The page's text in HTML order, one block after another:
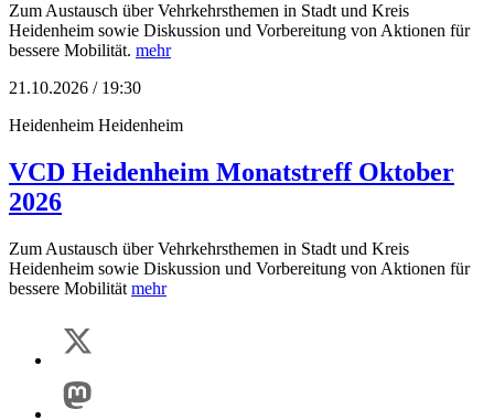
Zum Austausch über Vehrkehrsthemen in Stadt und Kreis
Heidenheim sowie Diskussion und Vorbereitung von Aktionen für
bessere Mobilität. mehr
21.10.2026 / 19:30
Heidenheim Heidenheim
VCD Heidenheim Monatstreff Oktober
2026
Zum Austausch über Vehrkehrsthemen in Stadt und Kreis
Heidenheim sowie Diskussion und Vorbereitung von Aktionen für
bessere Mobilität mehr